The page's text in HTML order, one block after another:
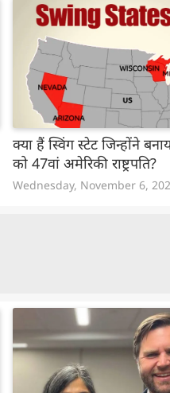
क्या हैं स्विंग स्टेट जिन्होंने
को 47वां अमेरिकी राष्ट्रपति?
Wednesday, November 6,